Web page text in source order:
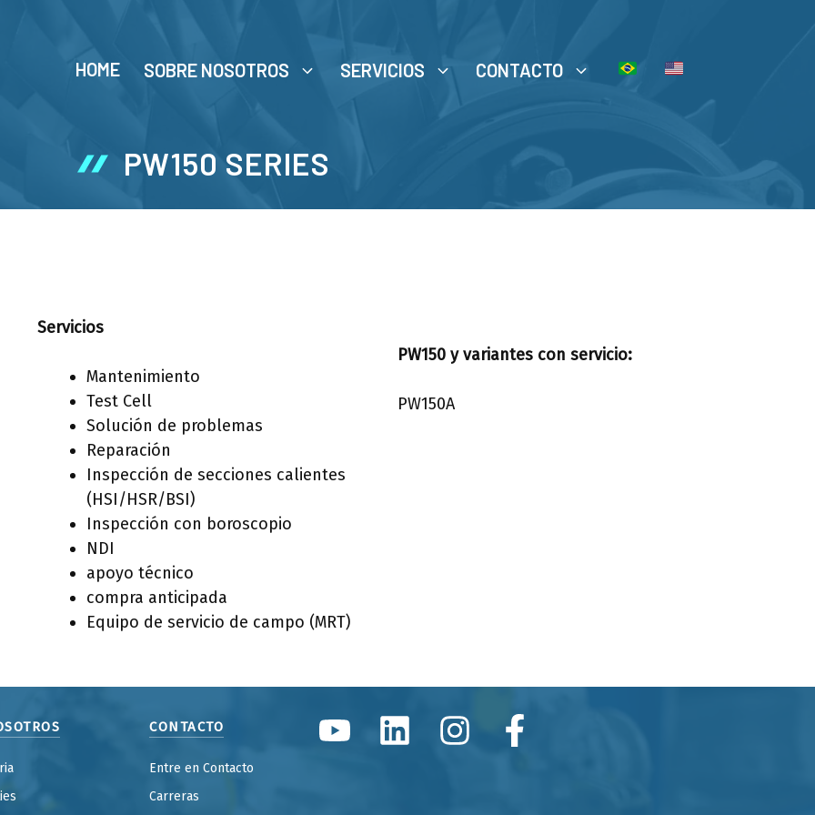
HOME SOBRE NOSOTROS SERVICIOS CONTACTO
PW150 SERIES
Servicios
Mantenimiento
Test Cell
Solución de problemas
Reparación
Inspección de secciones calientes
(HSI/HSR/BSI)
Inspección con boroscopio
NDI
apoyo técnico
compra anticipada
Equipo de servicio de campo (MRT)
PW150y variantes con servicio:
PW150A
CONTACTO
Entre en Contacto
Carreras